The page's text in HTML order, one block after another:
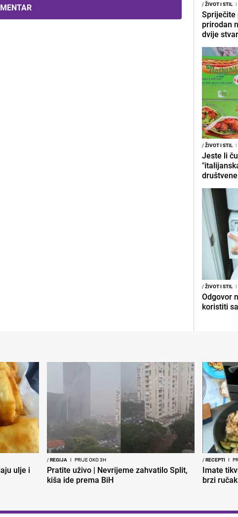
/ŽIVOT I STIL I
Spriječite
prirodan
dvije
/ŽIVOT I STIL I
Jeste li
/ŽIVOT I STIL I
Odgovor
koristiti
ulje i
/REGIJA I PRIJE OKO 3H
Pratite uživo | Nevrijeme zahvatilo Split,
kiša ide prema BiH
/RECEPTI I
Imate
brzi